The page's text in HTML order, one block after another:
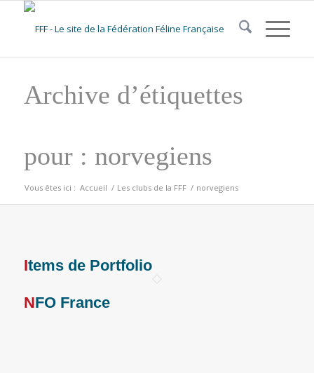
Archive d’étiquettes
pour : norvegiens
Vous êtes ici : Accueil / Les clubs de la FFF / norvegiens
Items de Portfolio
NFO France